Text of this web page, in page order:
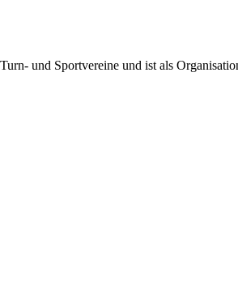
und Sportvereine und ist als